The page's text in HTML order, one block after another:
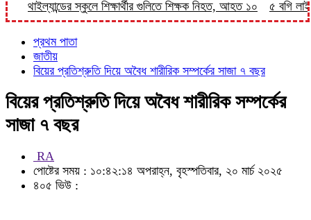
থাইল্যান্ডের স্কুলে শিক্ষার্থীর গুলিতে শিক্ষক নিহত, আহত ১০ ৫ বগি
প্রথম পাতা
জাতীয়
বিয়ের প্রতিশ্রুতি দিয়ে অবৈধ শারীরিক সম্পর্কের সাজা ৭ বছর
বিয়ের প্রতিশ্রুতি দিয়ে অবৈধ শারীরিক সম্পর্কের
সাজা ৭ বছর
RA
পোষ্টের সময় : ১০:৪২:১৪ অপরাহ্ন, বৃহস্পতিবার, ২০ মার্চ ২০২৫
৪০৫ ভিউ :